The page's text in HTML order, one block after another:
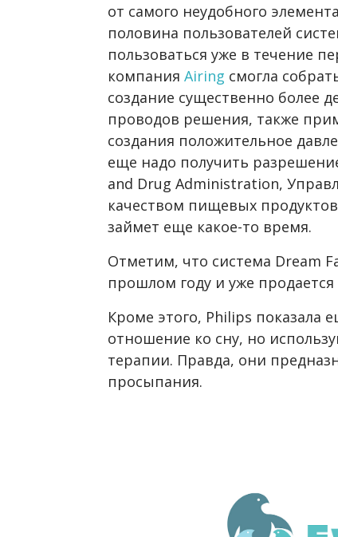
от самого неудобного
половина пользователей
пользоваться уже в течение
компания Airing смогла
создание существенно более
проводов решения, также
создания положительное
еще надо получить
and Drug Administration,
качеством пищевых
займет еще какое-то время.
Отметим, что система Dream
прошлом году и уже
Кроме этого, Philips
отношение ко сну, но
терапии. Правда, они
просыпания.